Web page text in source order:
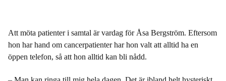
Att möta patienter i samtal är vardag för Åsa Bergström. Eftersom
hon har hand om cancerpatienter har hon valt att alltid ha en
öppen telefon, så att hon alltid kan bli nådd.